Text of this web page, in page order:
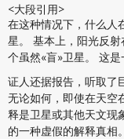
<大段引用>
在这种情况下，什么人
星。 基本上，阳光反
个虽然«盲»卫星。 这
证人还据报告，听取了
无论如何，即使在天空
释是卫星或其他天文现
的一种虚假的解释真相。